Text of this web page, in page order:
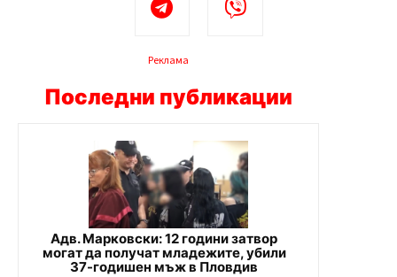
Реклама
Последни публикации
Адв. Марковски: 12 години затвор
могат да получат младежите, убили
37-годишен мъж в Пловдив